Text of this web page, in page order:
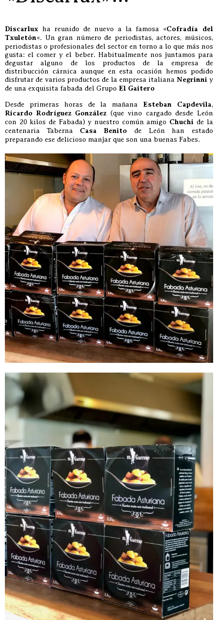
Discarlux ha reunido de nuevo a la famosa «Cofradía del
Txuletón«. Un gran número de periodistas, actores, músicos,
periodistas o profesionales del sector en torno a lo que más nos
gusta: el comer y el beber. Habitualmente nos juntamos para
degustar alguno de los productos de la empresa de
distribucción cárnica aunque en esta ocasión hemos podido
disfrutar de varios productos de la empresa italiana Negrinni y
de una exquisita fabada del Grupo El Gaitero
Desde primeras horas de la mañana Esteban Capdevila,
Ricardo Rodríguez González (que vino cargado desde León
con 20 kilos de Fabada) y nuestro común amigo Chuchi de la
centenaria Taberna Casa Benito de León han estado
preparando ese delicioso manjar que son una buenas Fabes.